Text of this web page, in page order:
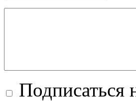
Подписаться